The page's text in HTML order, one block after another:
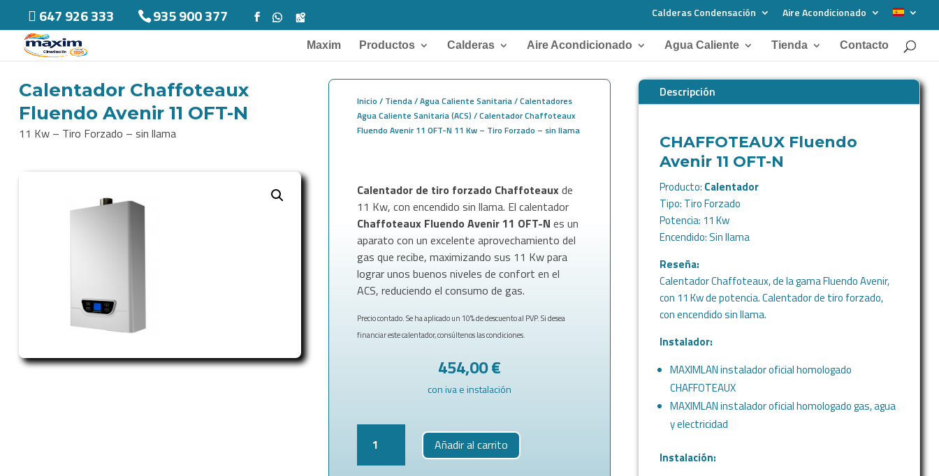
647 926 333 935 900 377 Calderas Condensación Aire Acondicionado
Maxim Productos Calderas Aire Acondicionado Agua Caliente Tienda Contacto
Calentador Chaffoteaux
Fluendo Avenir 11 OFT-N
11 Kw – Tiro Forzado – sin llama
Inicio / Tienda/Agua Caliente Sanitaria/Calentadores
Agua Caliente Sanitaria (ACS) / Calentador Chaffoteaux
Fluendo Avenir 11 OFT-N 11 Kw – Tiro Forzado – sin llama
Calentador de tiro forzado Chaffoteauxde
11 Kw, con encendido sin llama. El calentador
Chaffoteaux Fluendo Avenir 11 OFT-N es un
aparato con un excelente aprovechamiento del
gas que recibe, maximizando sus 11 Kw para
lograr unos buenos niveles de confort en el
ACS, reduciendo el consumo de gas.
Precio contado. Se ha aplicado un 10% de descuento al PVP. Si desea
financiar este calentador, consúltenos las condiciones.
454,00€
con iva e instalación
Chaffoteaux
Fluendo
Añadir al carrito
Descripción
CHAFFOTEAUX Fluendo
Avenir 11 OFT-N
Producto: Calentador
Tipo: Tiro Forzado
Potencia: 11 Kw
Encendido: Sin llama
Reseña:
Calentador Chaffoteaux, de la gama Fluendo Avenir,
con 11 Kw de potencia. Calentador de tiro forzado,
con encendido sin llama.
Instalador:
MAXIMLAN instalador oficial homologado
CHAFFOTEAUX
MAXIMLAN instalador oficial homologado gas, agua
y electricidad
Instalación: